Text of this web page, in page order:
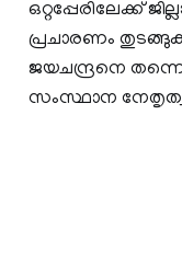
ഒറ്റപ്പേരിലേക്ക്
പ്രചാരണം
ജയചന്ദ്രനെ
സംസ്ഥാന